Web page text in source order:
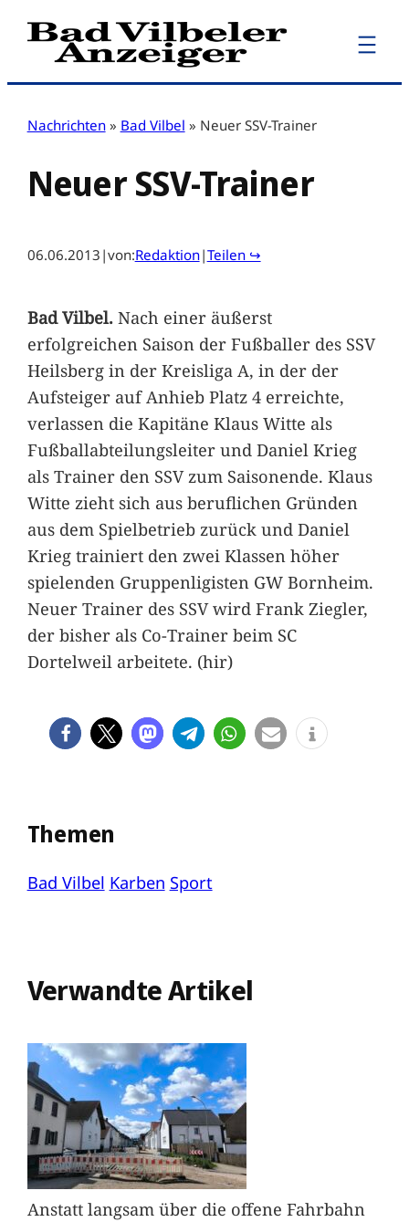
Zum
Inhalt
Nachrichten » Bad Vilbel » Neuer SSV-Trainer
Neuer SSV-Trainer
06.06.2013 |von:Redaktion|Teilen ↪
Bad Vilbel.Nach einer äußerst
erfolgreichen Saison der Fußballer des SSV
Heilsberg in der Kreisliga A, in der der
Aufsteiger auf Anhieb Platz 4 erreichte,
verlassen die Kapitäne Klaus Witte als
Fußballabteilungsleiter und Daniel Krieg
als Trainer den SSV zum Saisonende. Klaus
Witte zieht sich aus beruflichen Gründen
aus dem Spielbetrieb zurück und Daniel
Krieg trainiert den zwei Klassen höher
spielenden Gruppenligisten GW Bornheim.
Neuer Trainer des SSV wird Frank Ziegler,
der bisher als Co-Trainer beim SC
Dortelweil arbeitete. (hir)
Themen
Bad Vilbel Karben Sport
Verwandte Artikel
Anstatt langsam über die offene Fahrbahn